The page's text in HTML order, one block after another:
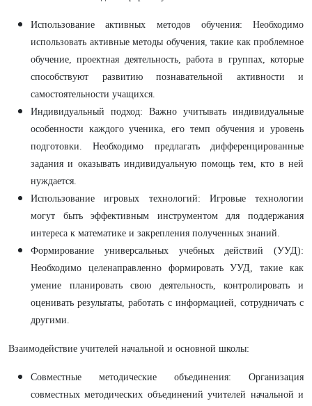
Использование активных методов обучения: Необходимо
использовать активные методы обучения, такие как проблемное
обучение, проектная деятельность, работа в группах, которые
способствуют развитию познавательной активности и
самостоятельности учащихся.
Индивидуальный подход: Важно учитывать индивидуальные
особенности каждого ученика, его темп обучения и уровень
подготовки. Необходимо предлагать дифференцированные
задания и оказывать индивидуальную помощь тем, кто в ней
нуждается.
Использование игровых технологий: Игровые технологии
могут быть эффективным инструментом для поддержания
интереса к математике и закрепления полученных знаний.
Формирование универсальных учебных действий (УУД):
Необходимо целенаправленно формировать УУД, такие как
умение планировать свою деятельность, контролировать и
оценивать результаты, работать с информацией, сотрудничать с
другими.
Взаимодействие учителей начальной и основной школы:
Совместные методические объединения: Организация
совместных методических объединений учителей начальной и